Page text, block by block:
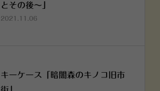
とその後～」
2021.11.06
キーケース「暗闇森のキノコ旧市